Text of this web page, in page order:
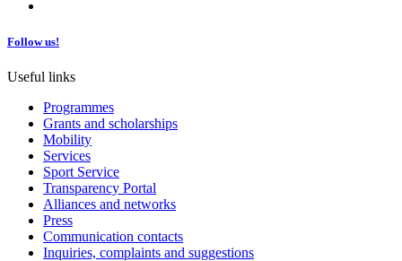
Follow us!
Useful links
Programmes
Grants and scholarships
Mobility
Services
Sport Service
Transparency Portal
Alliances and networks
Press
Communication contacts
Inquiries, complaints and suggestions